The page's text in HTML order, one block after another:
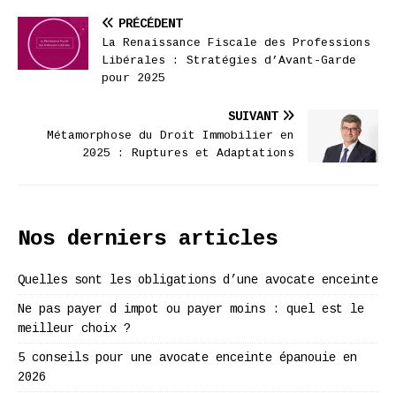
PRÉCÉDENT
La Renaissance Fiscale des Professions
Libérales : Stratégies d’Avant-Garde
pour 2025
SUIVANT
Métamorphose du Droit Immobilier en
2025 : Ruptures et Adaptations
Nos derniers articles
Quelles sont les obligations d’une avocate enceinte
Ne pas payer d impot ou payer moins : quel est le
meilleur choix ?
5 conseils pour une avocate enceinte épanouie en
2026